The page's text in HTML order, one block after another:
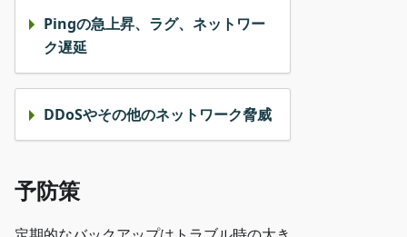
Pingの急上昇、ラグ、ネットワー
ク遅延
DDoSやその他のネットワーク脅威
予防策